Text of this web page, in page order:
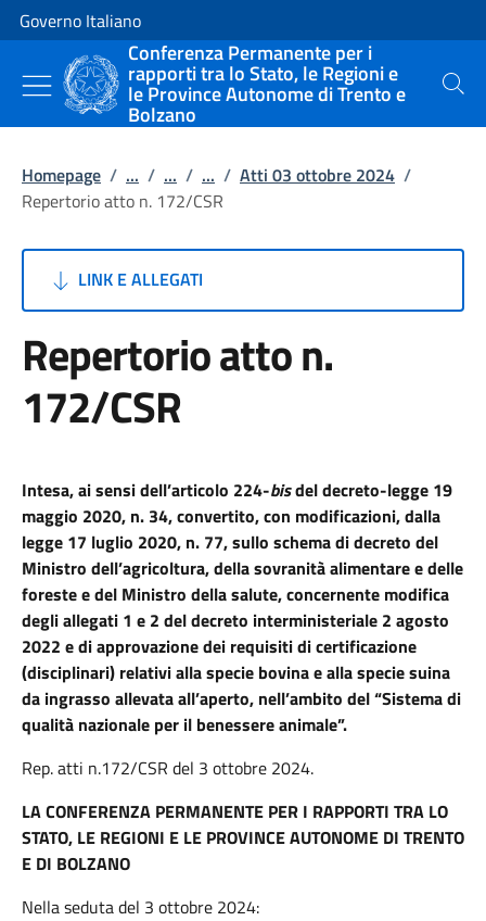
Vai al contenuto
Vai alla navigazione del sito
Governo Italiano
Conferenza Permanente per i
rapporti tra lo Stato, le Regioni e
le Province Autonome di Trento e
Bolzano
Cerca
Homepage / ... / ... / ... / Atti 03 ottobre 2024 /
Repertorio atto n. 172/CSR
LINK E ALLEGATI
Repertorio atto n.
172/CSR
Intesa, ai sensi dell’articolo 224-bisdel decreto-legge 19
maggio 2020, n. 34, convertito, con modificazioni, dalla
legge 17 luglio 2020, n. 77, sullo schema di decreto del
Ministro dell’agricoltura, della sovranità alimentare e delle
foreste e del Ministro della salute, concernente modifica
degli allegati 1 e 2 del decreto interministeriale 2 agosto
2022 e di approvazione dei requisiti di certificazione
(disciplinari) relativi alla specie bovina e alla specie suina
da ingrasso allevata all’aperto, nell’ambito del “Sistema di
qualità nazionale per il benessere animale”.
Rep. atti n.172/CSR del 3 ottobre 2024.
LA CONFERENZA PERMANENTE PER I RAPPORTI TRA LO
STATO, LE REGIONI E LE PROVINCE AUTONOME DI TRENTO
E DI BOLZANO
Nella seduta del 3 ottobre 2024: